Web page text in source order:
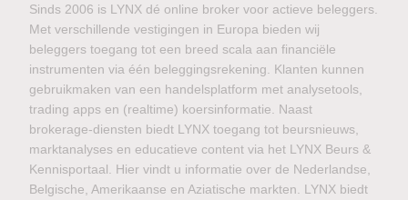
Sinds 2006 is LYNX dé online broker voor actieve beleggers.
Met verschillende vestigingen in Europa bieden wij
beleggers toegang tot een breed scala aan financiële
instrumenten via één beleggingsrekening. Klanten kunnen
gebruikmaken van een handelsplatform met analysetools,
trading apps en (realtime) koersinformatie. Naast
brokerage-diensten biedt LYNX toegang tot beursnieuws,
marktanalyses en educatieve content via het LYNX Beurs &
Kennisportaal. Hier vindt u informatie over de Nederlandse,
Belgische, Amerikaanse en Aziatische markten. LYNX biedt